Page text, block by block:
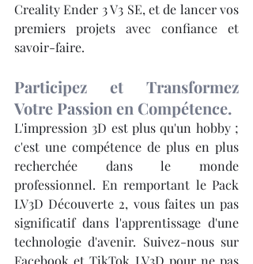
Creality Ender 3 V3 SE, et de lancer vos
premiers projets avec confiance et
savoir-faire.
Participez et Transformez
Votre Passion en Compétence.
L'impression 3D est plus qu'un hobby ;
c'est une compétence de plus en plus
recherchée dans le monde
professionnel. En remportant le Pack
LV3D Découverte 2, vous faites un pas
significatif dans l'apprentissage d'une
technologie d'avenir. Suivez-nous sur
Facebook et TikTok LV3D pour ne pas